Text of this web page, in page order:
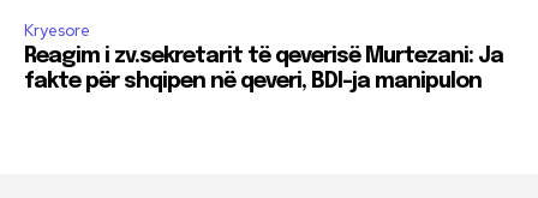
Kryesore
Reagim i zv.sekretarit të qeverisë Murtezani: Ja
fakte për shqipen në qeveri, BDI-ja manipulon